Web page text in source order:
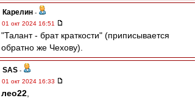
Карелин -
01 окт 2024 16:51
"Талант - брат краткости" (приписывается
обратно же Чехову).
SAS -
01 окт 2024 16:33
лео22